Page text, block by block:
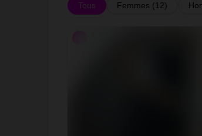
Tous Femmes (12)